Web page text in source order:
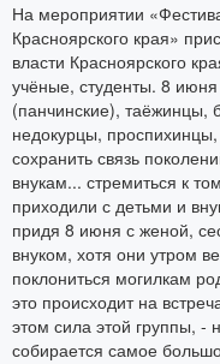
На мероприятии
Красноярского края»
власти Красноярского
учёные, студенты. 8
(панчинские), таёжинцы,
недокурцы,
сохранить связь
внукам... стремиться к
приходили с детьми и
придя 8 июня с женой,
внуком, хотя они утром
поклониться могилкам
это происходит на
этом сила этой группы, -
собирается самое